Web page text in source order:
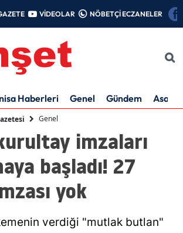
VİDEOLAR NÖBETÇİ ECZANELER
Haberleri Genel Gündem Asayiş
Genel
imzaları
başladı! 27
yok
verdiği "mutlak butlan"